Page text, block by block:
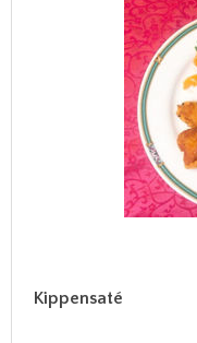
Kippensaté